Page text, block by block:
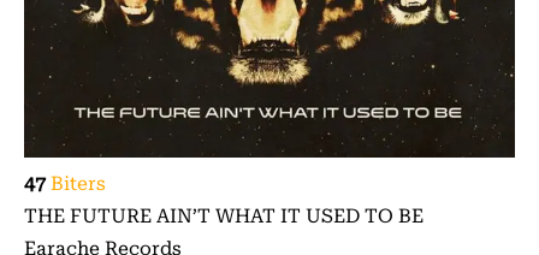
47 Biters
THE FUTURE AIN’T WHAT IT USED TO BE
Earache Records